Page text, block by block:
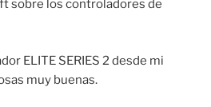
sobre los controladores de
ELITE SERIES 2 desde mi
muy buenas.